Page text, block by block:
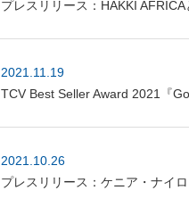
プレスリリース：HAKKI
2021.11.19
TCV Best Seller Award 2021『
2021.10.26
プレスリリース：ケニア・ナイ